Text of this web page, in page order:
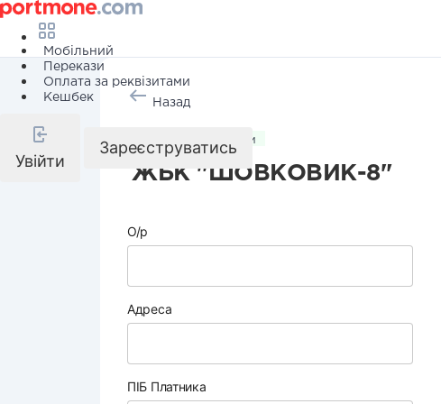
Мобільний
Перекази
Оплата за реквізитами
Кешбек
Увійти
Зареєструватись
Назад
Комунальні послуги
ЖБК "ШОВКОВИК-8"
О/р
Адреса
ПІБ Платника